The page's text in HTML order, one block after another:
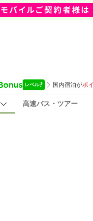
高速バス・ツアー